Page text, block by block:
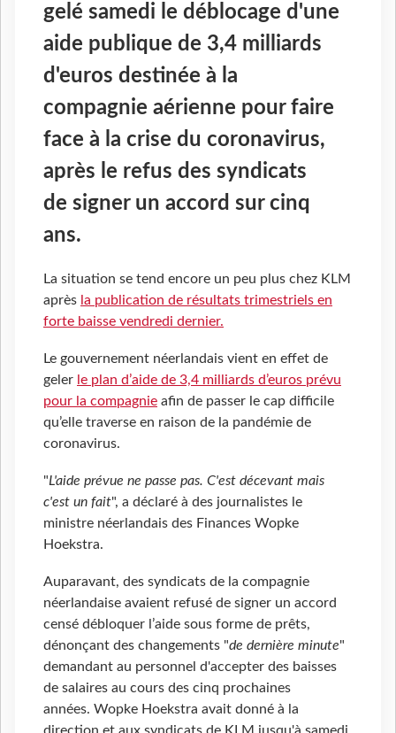
gelé samedi le déblocage d'une
aide publique de 3,4 milliards
d'euros destinée à la
compagnie aérienne pour faire
face à la crise du coronavirus,
après le refus des syndicats
de signer un accord sur cinq
ans.
La situation se tend encore un peu plus chez KLM
après la publication de résultats trimestriels en
forte baisse vendredi dernier.
Le gouvernement néerlandais vient en effet de
geler le plan d’aide de 3,4 milliards d’euros prévu
pour la compagnie afin de passer le cap difficile
qu’elle traverse en raison de la pandémie de
coronavirus.
"L'aide prévue ne passe pas. C'est décevant mais
c'est un fait", a déclaré à des journalistes le
ministre néerlandais des Finances Wopke
Hoekstra.
Auparavant, des syndicats de la compagnie
néerlandaise avaient refusé de signer un accord
censé débloquer l’aide sous forme de prêts,
dénonçant des changements "de dernière minute"
demandant au personnel d'accepter des baisses
de salaires au cours des cinq prochaines
années. Wopke Hoekstra avait donné à la